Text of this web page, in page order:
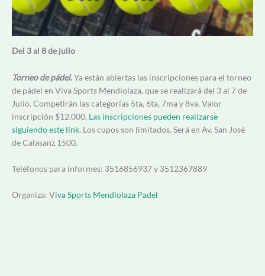
Del 3 al 8 de julio
Torneo de pádel.Ya están abiertas las inscripciones para el torneo
de pádel en Viva Sports Mendiolaza, que se realizará del 3 al 7 de
Julio. Competirán las categorías 5ta, 6ta, 7ma y 8va. Valor
inscripción $12.000. Las inscripciones pueden realizarse
siguiendo este link. Los cupos son limitados. Será en Av. San José
de Calasanz 1500.
Teléfonos para informes: 3516856937 y 3512367889
Organiza: Viva Sports Mendiolaza Padel